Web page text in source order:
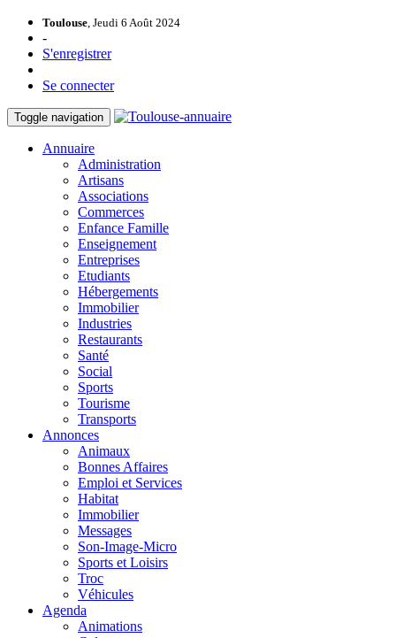
Toulouse, Jeudi 6 Août 2024
-
S'enregistrer
Se connecter
Toggle navigation
Annuaire
Administration
Artisans
Associations
Commerces
Enfance Famille
Enseignement
Entreprises
Etudiants
Hébergements
Immobilier
Industries
Restaurants
Santé
Social
Sports
Tourisme
Transports
Annonces
Animaux
Bonnes Affaires
Emploi et Services
Habitat
Immobilier
Messages
Son-Image-Micro
Sports et Loisirs
Troc
Véhicules
Agenda
Animations